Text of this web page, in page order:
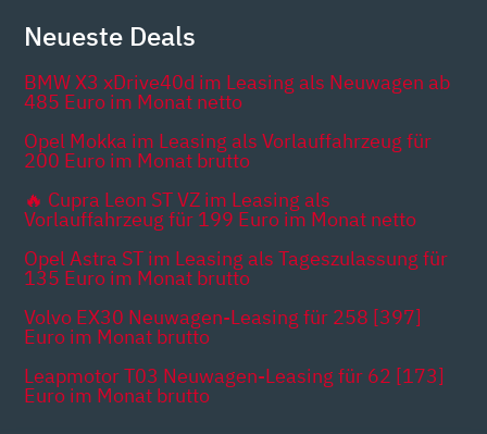
Neueste Deals
BMW X3 xDrive40d im Leasing als Neuwagen ab
485 Euro im Monat netto
Opel Mokka im Leasing als Vorlauffahrzeug für
200 Euro im Monat brutto
🔥 Cupra Leon ST VZ im Leasing als
Vorlauffahrzeug für 199 Euro im Monat netto
Opel Astra ST im Leasing als Tageszulassung für
135 Euro im Monat brutto
Volvo EX30 Neuwagen-Leasing für 258 [397]
Euro im Monat brutto
Leapmotor T03 Neuwagen-Leasing für 62 [173]
Euro im Monat brutto